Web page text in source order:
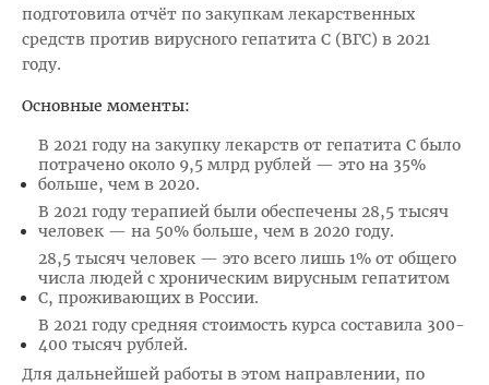
подготовила отчёт по закупкам лекарственных
средств против вирусного гепатита С (ВГС) в 2021
году.
Основные моменты:
В 2021 году на закупку лекарств от гепатита С было
потрачено около 9,5 млрд рублей — это на 35%
больше, чем в 2020.
В 2021 году терапией были обеспечены 28,5 тысяч
человек — на 50% больше, чем в 2020 году.
28,5 тысяч человек — это всего лишь 1% от общего
числа людей с хроническим вирусным гепатитом
С, проживающих в России.
В 2021 году средняя стоимость курса составила 300-
400 тысяч рублей.
Для дальнейшей работы в этом направлении, по